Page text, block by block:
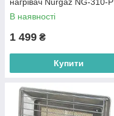
В наявності
1 499 ₴
Купити